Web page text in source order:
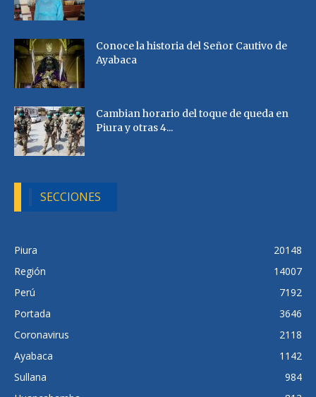
Conoce la historia del Señor Cautivo de
Ayabaca
Cambian horario del toque de queda en
Piura y otras 4...
SECCIONES
Piura
20148
Región
14007
Perú
7192
Portada
3646
Coronavirus
2118
Ayabaca
1142
Sullana
984